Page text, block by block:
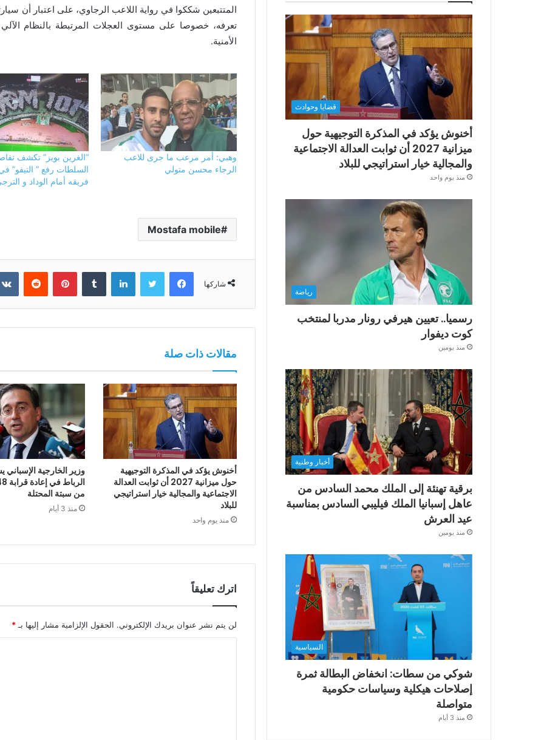
المتتبعين شككوا في رواية اللاعب الرجاوي، على اعتبار أن
تعرفه، خصوصا على مستوى العجلات المرتبطة بالنظام
الأمنية.
وهبي: أمر مرعب ما جرى للاعب
الرجاء محسن متولي
“الغرين بويز” تكشف
السلطات رفع ” التيفو”
فريقه أمام الوداد و
Mostafa mobile
شاركها
فيسبوك تويتر لينكدإن بينتيريست
مقالات ذات صلة
أخنوش يؤكد في المذكرة التوجيهية
حول ميزانية 2027 أن ثوابت العدالة
الاجتماعية والمجالية خيار استراتيجي
للبلاد
منذ يوم واحد
وزير الخارجية الإسباني
من سبتة المحتلة
منذ 3 أيام
اترك تعليقاً
لن يتم نشر عنوان بريدك الإلكتروني. الحقول الإلزامية مشار إليها بـ *
قضايا وحوادث
أخنوش يؤكد في المذكرة التوجيهية حول
ميزانية 2027 أن ثوابت العدالة الاجتماعية
والمجالية خيار استراتيجي للبلاد
منذ يوم واحد
رياضة
رسميا.. تعيين هيرفي رونار مدربا لمنتخب
كوت ديفوار
منذ يومين
أخبار وطنية
برقية تهنئة إلى الملك محمد السادس من
عاهل إسبانيا الملك فيليبي السادس بمناسبة
عيد العرش
منذ يومين
السياسية
شوكي من سطات: انخفاض البطالة ثمرة
إصلاحات هيكلية وسياسات حكومية
متواصلة
منذ 3 أيام